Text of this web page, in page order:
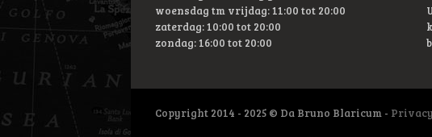
woensdag tm vrijdag: 11:00 tot 20:00
zaterdag: 10:00 tot 20:00
zondag: 16:00 tot 20:00
Copyright 2014 - 2025 © Da Bruno Blaricum -